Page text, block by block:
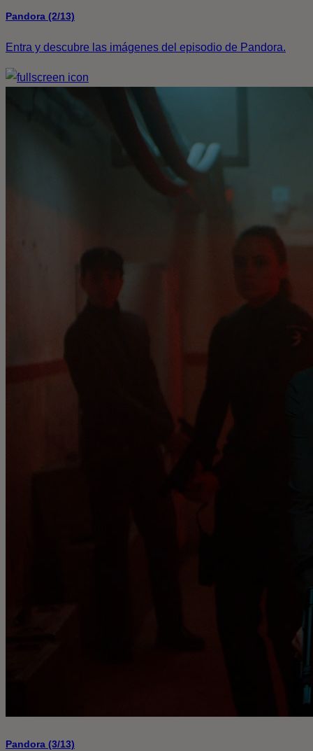
Pandora (2/13)
Entra y descubre las imágenes del episodio de Pandora.
Pandora (3/13)